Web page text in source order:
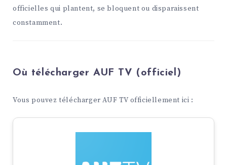
officielles qui plantent, se bloquent ou disparaissent
constamment.
Où télécharger AUF TV (officiel)
Vous pouvez télécharger AUF TV officiellement ici :